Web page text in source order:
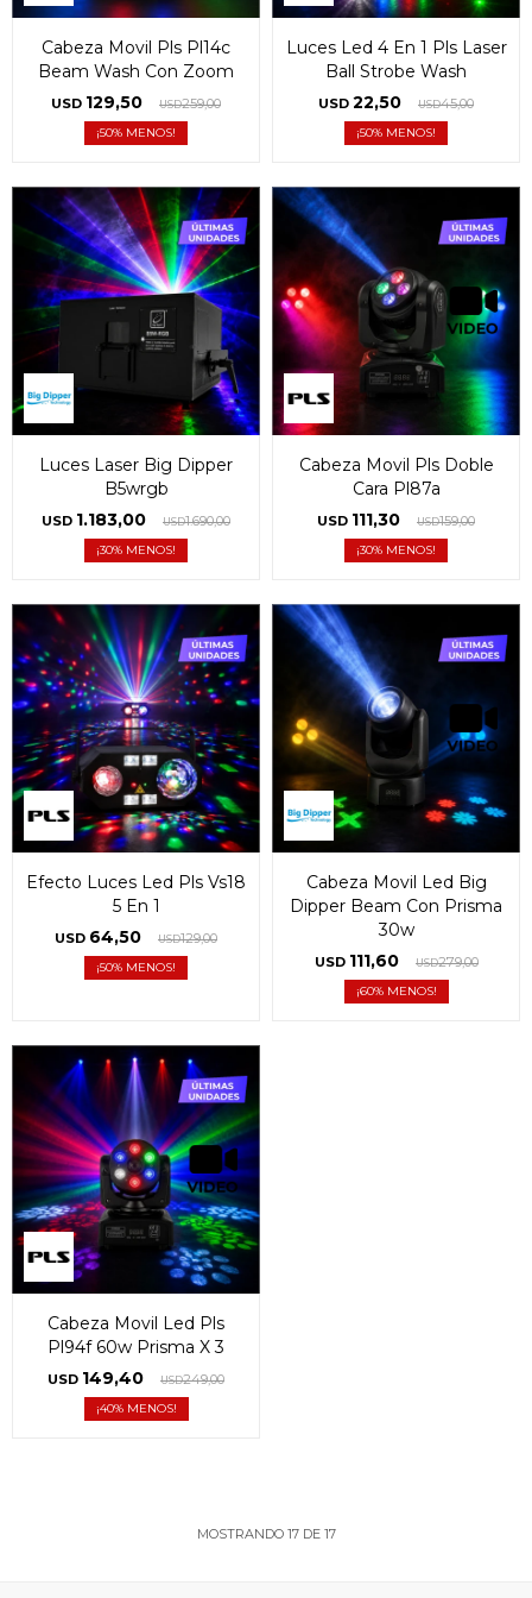
Cabeza Movil Pls Pl14c
Beam Wash Con Zoom
USD 129,50 USD259,00
50
Luces Led 4 En 1 Pls Laser
Ball Strobe Wash
USD 22,50 USD45,00
50
Luces Laser Big Dipper
B5wrgb
USD 1.183,00 USD1.690,00
30
Cabeza Movil Pls Doble
Cara Pl87a
USD 111,30 USD159,00
30
Efecto Luces Led Pls Vs18
5 En 1
USD 64,50 USD129,00
50
Cabeza Movil Led Big
Dipper Beam Con Prisma
30w
USD 111,60 USD279,00
60
Cabeza Movil Led Pls
Pl94f 60w Prisma X 3
USD 149,40 USD249,00
40
MOSTRANDO 17DE 17